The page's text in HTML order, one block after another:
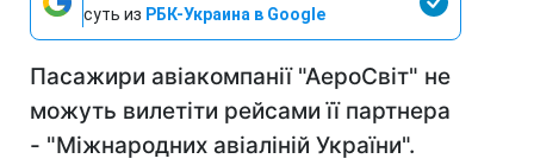
суть из РБК-Украина в Google
Пасажири авіакомпанії "АероСвіт" не
можуть вилетіти рейсами її партнера
- "Міжнародних авіаліній України".